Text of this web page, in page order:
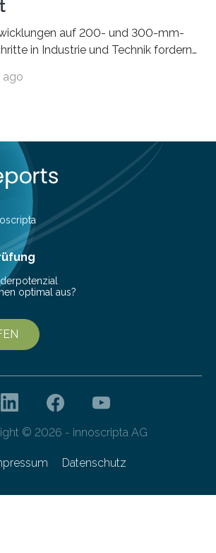
auf 200- und 300-mm-
in Industrie und Technik fordern
aus technischer, wirtschaftlicher, als
der Industrie etabliert. Das
alle Schritte »from lab to fab«
über die Prozessentwicklung bis hin
300-mm-Prozessanlagen am CNT.
/ Fraunhofer IPMS…
ago
optimal aus?
© 2026 - innoscripta AG
Datenschutz